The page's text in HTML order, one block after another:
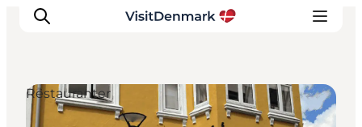
Restauranter